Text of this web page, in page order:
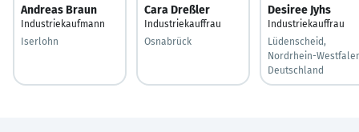
Andreas Braun
Industriekaufmann
Iserlohn
Cara Dreßler
Industriekauffrau
Osnabrück
Desiree Jyhs
Industriekauffrau
Lüdenscheid,
Nordrhein-
Deutschland